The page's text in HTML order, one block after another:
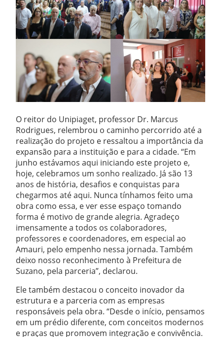
O reitor do Unipiaget, professor Dr. Marcus
Rodrigues, relembrou o caminho percorrido até a
realização do projeto e ressaltou a importância da
expansão para a instituição e para a cidade. “Em
junho estávamos aqui iniciando este projeto e,
hoje, celebramos um sonho realizado. Já são 13
anos de história, desafios e conquistas para
chegarmos até aqui. Nunca tínhamos feito uma
obra como essa, e ver esse espaço tomando
forma é motivo de grande alegria. Agradeço
imensamente a todos os colaboradores,
professores e coordenadores, em especial ao
Amauri, pelo empenho nessa jornada. Também
deixo nosso reconhecimento à Prefeitura de
Suzano, pela parceria”, declarou.
Ele também destacou o conceito inovador da
estrutura e a parceria com as empresas
responsáveis pela obra. “Desde o início, pensamos
em um prédio diferente, com conceitos modernos
e praças que promovem integração e convivência.